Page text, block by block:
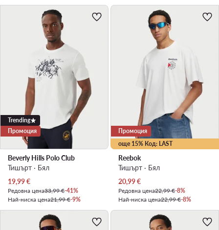
Trending
Промоция
Beverly Hills Polo Club
Тишърт · Бял
Актуална цена
19,99€
Редовна цена33,99 €-41%
Най-ниска цена21,99 €-9%
още 15% Код: LAST
Промоция
Reebok
Тишърт · Бял
Актуална цена
20,99€
Редовна цена22,99 €-8%
Най-ниска цена22,99 €-8%